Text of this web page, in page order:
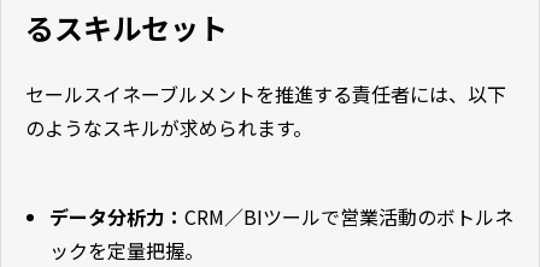
るスキルセット
セールスイネーブルメントを推進する責任者には、以下
のようなスキルが求められます。
データ分析力： CRM／BIツールで営業活動のボトルネ
ックを定量把握。